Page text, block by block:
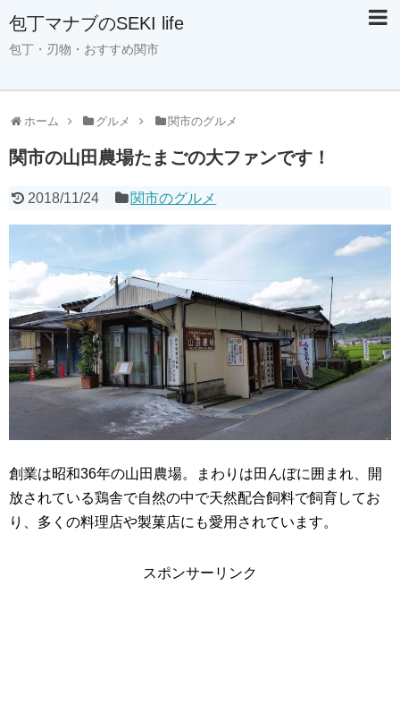
包丁マナブのSEKI life
包丁・刃物・おすすめ関市
ホーム グルメ 関市のグルメ
関市の山田農場たまごの大ファンです！
2018/11/24 関市のグルメ
創業は昭和36年の山田農場。まわりは田んぼに囲まれ、開
放されている鶏舎で自然の中で天然配合飼料で飼育してお
り、多くの料理店や製菓店にも愛用されています。
スポンサーリンク